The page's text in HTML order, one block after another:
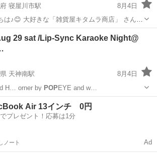
寝屋川市駅
8月4日
は♪😊 大好きな「雑貨屋キタムラ商店」 さん♪
したり、 お店も素敵で、素敵なご縁がつなが
り、 イベント開催させて頂きます♥️ 🌷hikari to hana🌷は...
寝屋川市駅 ワークショップ
29 sat /Lip-Sync Karaoke Night@
天神南駅
8月4日
H… orner by POP EYE and w…
パーティー event
Air 13インチ 0円
プレゼント！応募は1分
ノート Ad